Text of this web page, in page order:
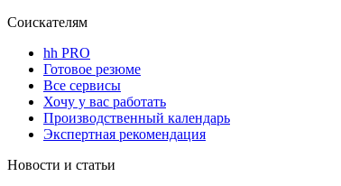
Соискателям
hh PRO
Готовое резюме
Все сервисы
Хочу у вас работать
Производственный календарь
Экспертная рекомендация
Новости и статьи